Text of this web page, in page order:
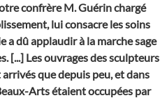
confrère M. Guérin chargé
lui consacre les soins
a dû applaudir à la marche sage
[...] Les ouvrages des sculpteurs
que depuis peu, et dans
Arts étaient occupées par